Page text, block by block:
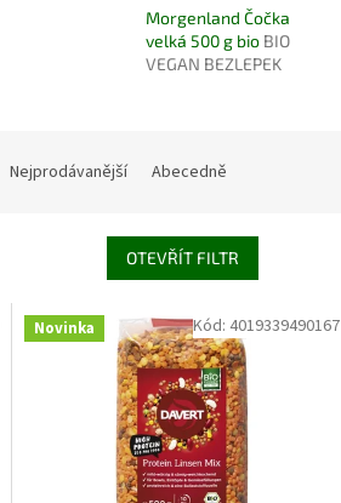
Morgenland Čočka
velká 500 g bio BIO
VEGAN BEZLEPEK
Nejprodávanější Abecedně
OTEVŘÍT FILTR
Novinka Kód: 4019339490167